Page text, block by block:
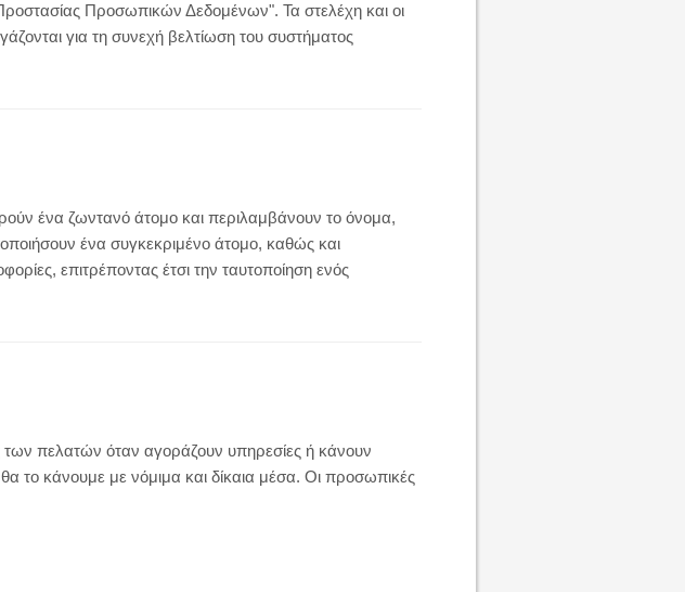
Προσωπικών Δεδομένων". Τα στελέχη και οι
για τη συνεχή βελτίωση του συστήματος
ένα ζωντανό άτομο και περιλαμβάνουν το όνομα,
ένα συγκεκριμένο άτομο, καθώς και
επιτρέποντας έτσι την ταυτοποίηση ενός
των πελατών όταν αγοράζουν υπηρεσίες ή κάνουν
το κάνουμε με νόμιμα και δίκαια μέσα. Οι προσωπικές